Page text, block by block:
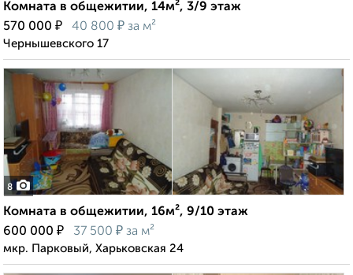
Комната в общежитии, 14м², 3/9 этаж
570 000 ₽ 40 800 ₽ за м²
Чернышевского 17
8
Комната в общежитии, 16м², 9/10 этаж
600 000 ₽ 37 500 ₽ за м²
мкр. Парковый, Харьковская 24